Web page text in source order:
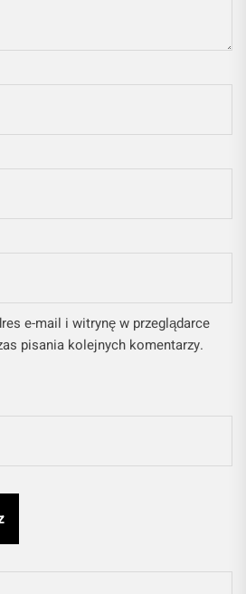
e-mail i witrynę w przeglądarce
pisania kolejnych komentarzy.